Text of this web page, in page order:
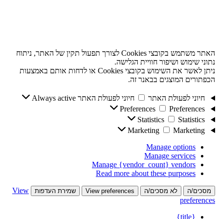
האתר משתמש בקובצי Cookies לצורך תפעול תקין של האתר, ניתוח
נתוני שימוש ושיפור חוויית הגלישה.
ניתן לאשר את השימוש בקובצי Cookies או לדחות אותם באמצעות
הכפתורים המוצגים בבאנר זה.
חיוני לפעולת האתר חיוני לפעולת האתר Always active
Preferences
Preferences
Statistics
Statistics
Marketing
Marketing
Manage options
Manage services
Manage {vendor_count} vendors
Read more about these purposes
מסכים/ה לא מסכים/ה View preferences שמירת העדפות
View
preferences
{title}